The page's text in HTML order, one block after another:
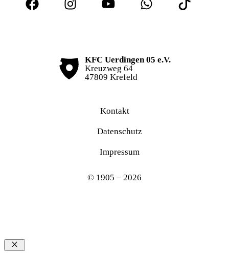
KFC Uerdingen 05 e.V.
Kreuzweg 64
47809 Krefeld
Kontakt
Datenschutz
Impressum
© 1905 – 2026